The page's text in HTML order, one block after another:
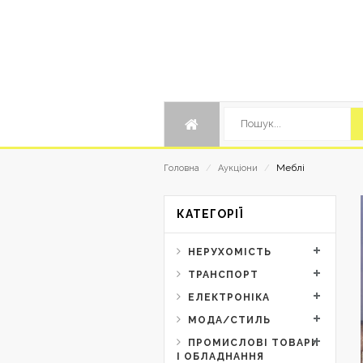
Головна / Аукціони / Меблі
КОМПЛЕКСУ
КАТЕГОРІЇ
НЕРУХОМІСТЬ
ТРАНСПОРТ
ЕЛЕКТРОНІКА
МОДА/СТИЛЬ
ПРОМИСЛОВІ ТОВАРИ
І ОБЛАДНАННЯ